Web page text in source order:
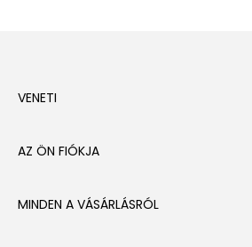
VENETI
AZ ÖN FIÓKJA
MINDEN A VÁSÁRLÁSRÓL